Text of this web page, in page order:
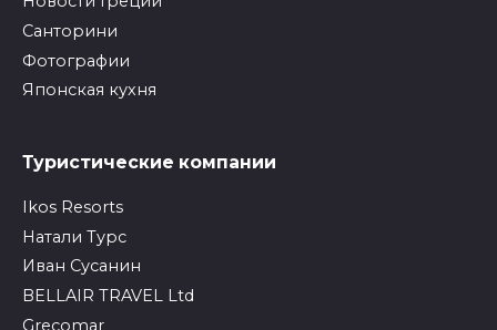
Санторини
Фотографии
Японская кухня
Туристические компании
Ikos Resorts
Натали Турс
Иван Сусанин
BELLAIR TRAVEL Ltd
Grecomar